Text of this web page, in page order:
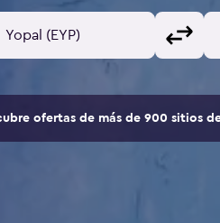
ofertas de más de 900 sitios